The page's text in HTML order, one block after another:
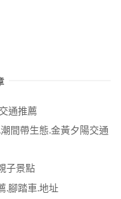
通推薦
間帶生態.金黃夕陽交通
子景點
.腳踏車.地址